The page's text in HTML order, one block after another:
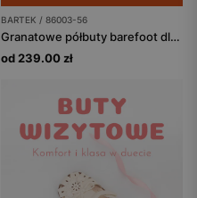
BARTEK / 86003-56
Granatowe półbuty barefoot dla dzieci BARTEK 86003-56
od 239.00 zł